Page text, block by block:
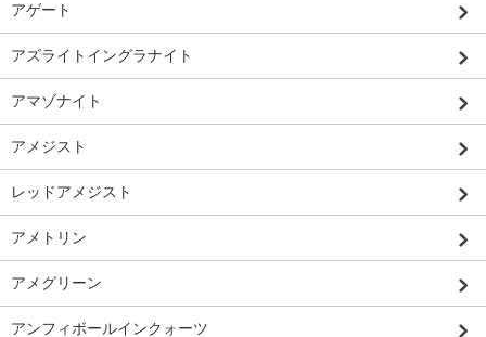
アゲート
アズライトイングラナイト
アマゾナイト
アメジスト
レッドアメジスト
アメトリン
アメグリーン
アンフィボールインクォーツ